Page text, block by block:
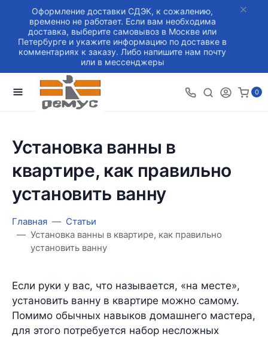
Оформление доставки СДЭК, к сожалению,
временно не работает. Если вам необходима
доставка, выберите самовывоз в Москве или
Петербурге и укажите информацию по доставке в
комментариях к заказу. Либо напишите нам почту
или в мессенджеры
0
Установка ванны в
квартире, как правильно
установить ванну
Главная
Статьи
Установка ванны в квартире, как правильно
установить ванну
Если руки у вас, что называется, «на месте»,
установить ванну в квартире можно самому.
Помимо обычных навыков домашнего мастера,
для этого потребуется набор несложных